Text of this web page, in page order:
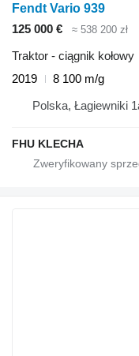
Fendt Vario 939
125 000 €
≈ 538 200 zł
Traktor - ciągnik kołowy
2019
8 100 m/g
Polska, Łagiewniki
FHU KLECHA